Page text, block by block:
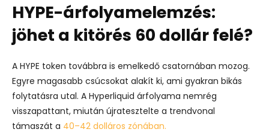
HYPE-árfolyamelemzés:
jöhet a kitörés 60 dollár felé?
A HYPE token továbbra is emelkedő csatornában mozog.
Egyre magasabb csúcsokat alakít ki, ami gyakran bikás
folytatásra utal. A Hyperliquid árfolyama nemrég
visszapattant, miután újratesztelte a trendvonal
támaszát a 40–42 dolláros zónában.